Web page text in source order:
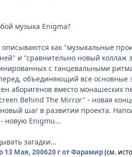
музыка Enigma?
как "музыкальные
и "сравнительно новый
с танцевальными
объединяющий все основные
аборигенов вместо монашеских
Behind The Mirror" - новая
шаг в развитии проекта.
новую Enigmu...
загадки...
13 Мая, 200620 гот Фарамир(см.